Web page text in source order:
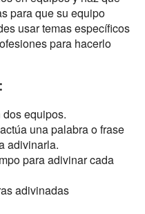
para que su equipo
usar temas específicos
para hacerlo
equipos.
una palabra o frase
adivinarla.
para adivinar cada
adivinadas